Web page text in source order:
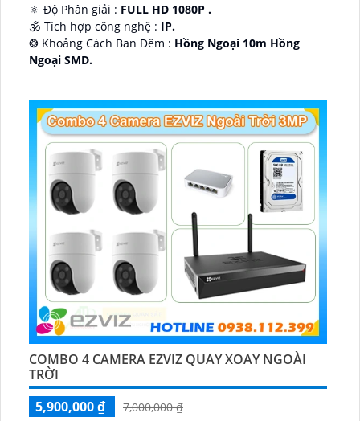
🔅 Độ Phân giải : FULL HD 1080P .
🕉️ Tích hợp công nghệ : IP.
❂ Khoảng Cách Ban Đêm : Hồng Ngoại 10m Hồng
Ngoại SMD.
COMBO 4 CAMERA EZVIZ QUAY XOAY NGOÀI
TRỜI
5,900,000 ₫
7,000,000 ₫